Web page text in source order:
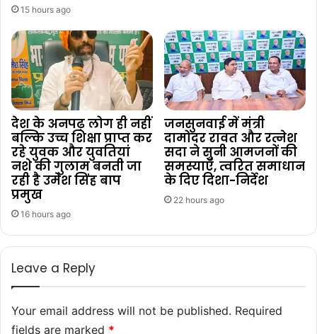
15 hours ago
देश के अनपढ़ लोग ही नहीं
बल्कि उच्च शिक्षा प्राप्त कर
रहे युवक और युवतियां
नशे की गुलाम बनती जा
रही है उमेश सिंह बाप
प्रमुख
16 hours ago
जनसुनवाई में मंत्री
दामोदर रावत और रत्नेश
सदा ने सुनी आमजनों की
समस्याएँ, त्वरित समाधान
के दिए दिशा-निर्देश
22 hours ago
Leave a Reply
Your email address will not be published. Required
fields are marked *